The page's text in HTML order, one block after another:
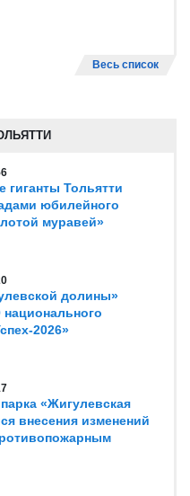
Весь список
Тольятти
юбилейного
муравей»
долины»
2026»
«Жигулевская
внесения изменений